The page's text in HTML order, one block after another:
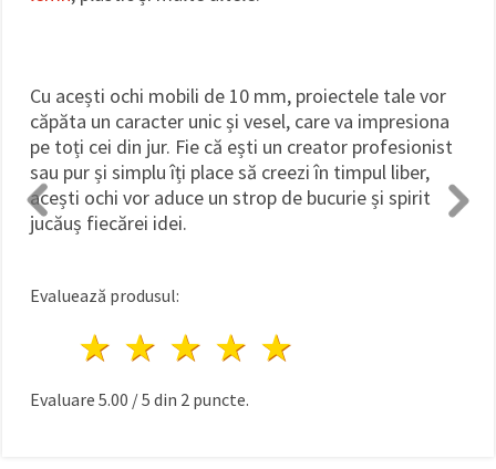
Cu acești ochi mobili de 10 mm, proiectele tale vor
căpăta un caracter unic și vesel, care va impresiona
pe toți cei din jur. Fie că ești un creator profesionist
sau pur și simplu îți place să creezi în timpul liber,
acești ochi vor aduce un strop de bucurie și spirit
jucăuș fiecărei idei.
Evaluează produsul:
4 stele
3 stele
2 stele
1 stea
Evaluare 5.00 /5 din 2 puncte.